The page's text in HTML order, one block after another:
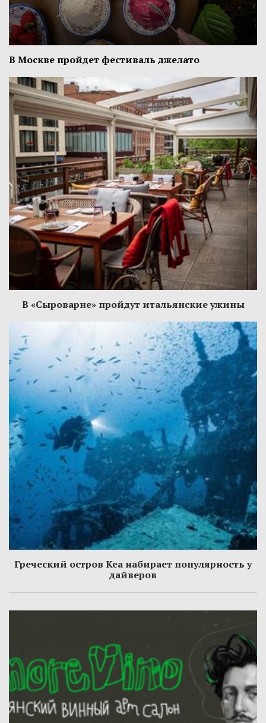
В Москве пройдет фестиваль джелато
В «Сыроварне» пройдут итальянские ужины
Греческий остров Кеа набирает популярность у
дайверов